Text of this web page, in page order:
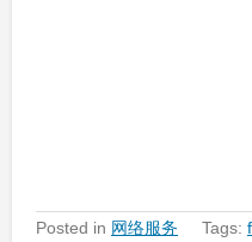
Posted in 网络服务 Tags: